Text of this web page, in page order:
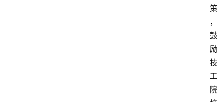
策
，
鼓
励
技
工
院